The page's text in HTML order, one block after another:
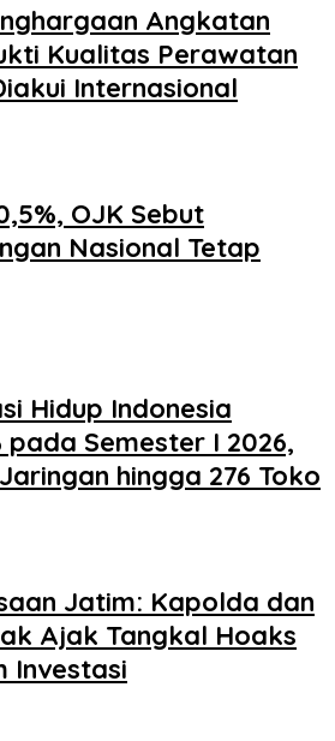
Angkatan
Kualitas Perawatan
Internasional
OJK Sebut
Nasional Tetap
Hidup Indonesia
pada Semester I 2026,
hingga 276 Toko
Jatim: Kapolda dan
Ajak Tangkal Hoaks
Investasi